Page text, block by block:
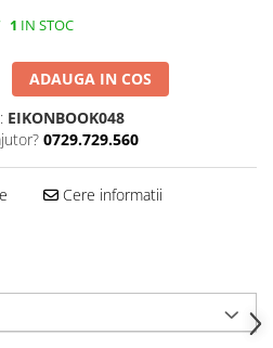
1 IN STOC
ADAUGA IN COS
EIKONBOOK048
0729.729.560
Cere informatii